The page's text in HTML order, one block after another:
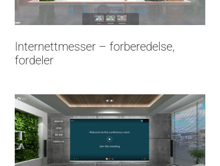
Internettmesser – forberedelse,
fordeler